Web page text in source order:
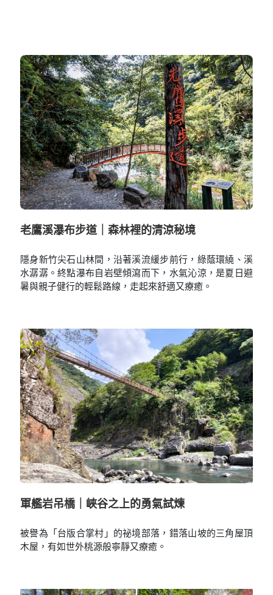
老鷹溪瀑布步道｜森林裡的清涼秘境
隱身新竹尖石山林間，沿著溪流緩步前行，綠蔭環繞、溪
水潺潺。終點瀑布自岩壁傾瀉而下，水氣沁涼，是夏日避
暑與親子健行的輕鬆路線，走起來舒適又療癒。
軍艦岩吊橋｜峽谷之上的勇氣試煉
被譽為「台版合掌村」的祕境部落，錯落山坡的三角屋頂
木屋，有如世外桃源般寧靜又療癒。